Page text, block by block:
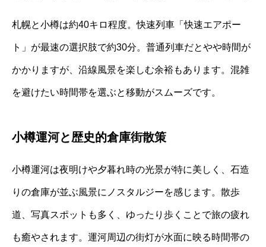
札幌と小樽は約40キロ程度。快速列車「快速エアポー
ト」が最速の選択肢で約30分。普通列車だとやや時間が
かかりますが、沿線風景を楽しむ余裕もあります。混雑
を避けたい時間帯を選ぶと移動がスムーズです。
小樽運河と歴史的倉庫街散策
小樽運河は夜明けや夕暮れ時の光景が特に美しく、石造
りの倉庫が並ぶ風景にノスタルジーを感じます。散歩
道、写真スポットも多く、ゆったり歩くことで旅の疲れ
も癒やされます。運河周辺の街灯が水面に映る時間帯の